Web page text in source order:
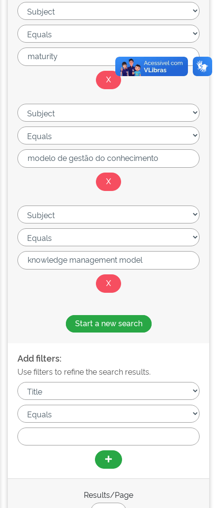
Start a new search
Add filters:
Use filters to refine the search results.
Results/Page